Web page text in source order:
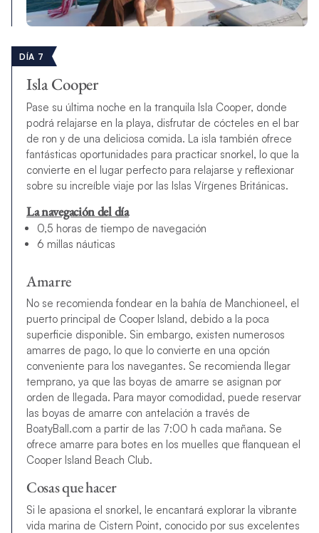
DÍA 7
Isla Cooper
Pase su última noche en la tranquila Isla Cooper, donde
podrá relajarse en la playa, disfrutar de cócteles en el bar
de ron y de una deliciosa comida. La isla también ofrece
fantásticas oportunidades para practicar snorkel, lo que la
convierte en el lugar perfecto para relajarse y reflexionar
sobre su increíble viaje por las Islas Vírgenes Británicas.
La navegación del día
0,5 horas de tiempo de navegación
6 millas náuticas
Amarre
No se recomienda fondear en la bahía de Manchioneel, el
puerto principal de Cooper Island, debido a la poca
superficie disponible. Sin embargo, existen numerosos
amarres de pago, lo que lo convierte en una opción
conveniente para los navegantes. Se recomienda llegar
temprano, ya que las boyas de amarre se asignan por
orden de llegada. Para mayor comodidad, puede reservar
las boyas de amarre con antelación a través de
BoatyBall.com a partir de las 7:00 h cada mañana. Se
ofrece amarre para botes en los muelles que flanquean el
Cooper Island Beach Club.
Cosas que hacer
Si le apasiona el snorkel, le encantará explorar la vibrante
vida marina de Cistern Point, conocido por sus excelentes